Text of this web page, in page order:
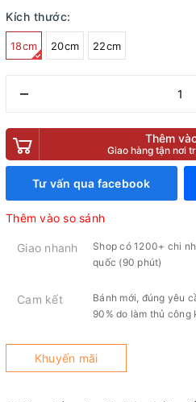
Kích thước:
18cm 20cm 22cm
–
Thêm
Giao hàng tận nơi
Tư vấn qua facebook
Thêm vào so sánh
Giao nhanh
Shop có 1200+ chi
quốc (90 phút)
Cam kết
Bánh mới, đúng yêu
90% do làm thủ công
Khuyến mãi